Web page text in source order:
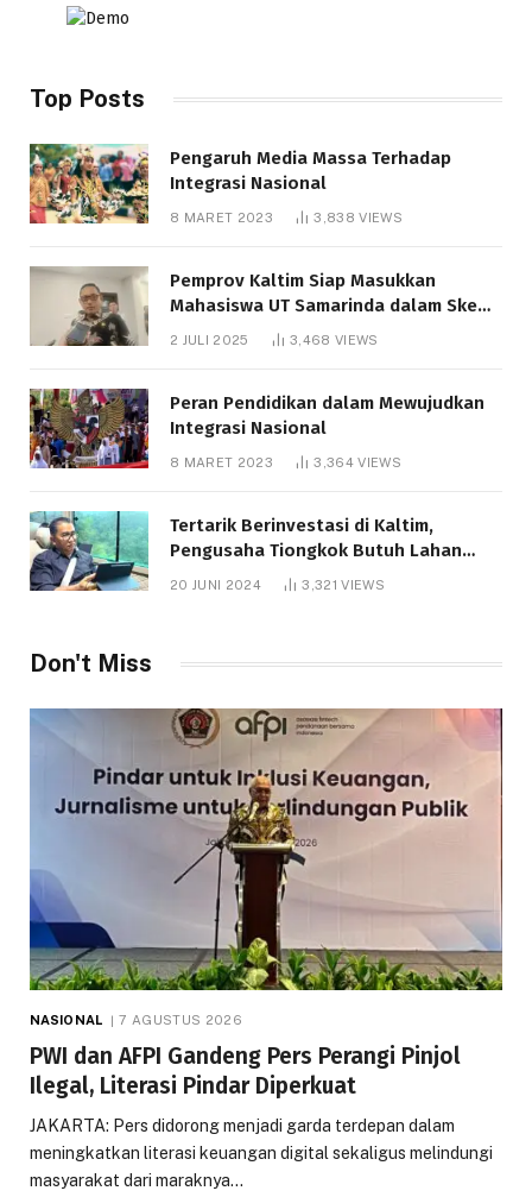
Top Posts
Pengaruh Media Massa Terhadap
Integrasi Nasional
8 MARET 2023 3,838VIEWS
Pemprov Kaltim Siap Masukkan
Mahasiswa UT Samarinda dalam Skema
Bantuan Pendidikan Gratispol
2 JULI 2025 3,468 VIEWS
Peran Pendidikan dalam Mewujudkan
Integrasi Nasional
8 MARET 2023 3,364VIEWS
Tertarik Berinvestasi di Kaltim,
Pengusaha Tiongkok Butuh Lahan
1.000 Hektare
20 JUNI 2024 3,321VIEWS
Don't Miss
NASIONAL 7 AGUSTUS 2026
PWI dan AFPI Gandeng Pers Perangi Pinjol
Ilegal, Literasi Pindar Diperkuat
JAKARTA: Pers didorong menjadi garda terdepan dalam
meningkatkan literasi keuangan digital sekaligus melindungi
masyarakat dari maraknya…